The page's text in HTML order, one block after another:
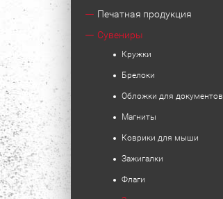
Печатная продукция
Сувениры
Кружки
Брелоки
Обложки для документов
Магниты
Коврики для мыши
Зажигалки
Флаги